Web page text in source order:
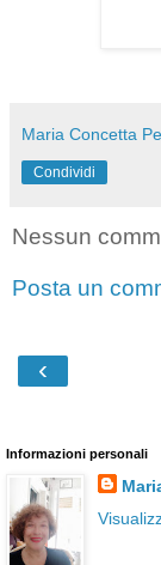
Maria Concetta
Condividi
Nessun
Posta un
‹
Informazioni personali